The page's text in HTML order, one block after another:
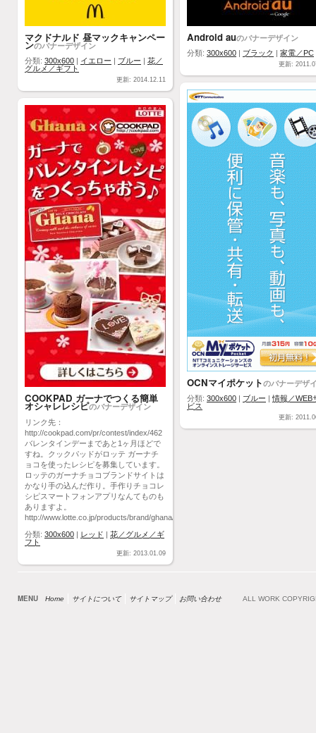
マクドナルド 昼マックキャンペー
ンのバナーデザイン
分類: 300x600 イエロー ブルー
花／
グルメ／ギフト
更新: 2014.12.11
Android auのバナーデザイン
分類: 300x600 ブラック 家電／PC
更新:
OCNマイポケットのバナーデザ
分類: 300x600 ブルー |情報／WEB
ビス
更新:
COOKPAD ガーナでつくる簡単
オシャレレシピのバナーデザイン
リンク先：
http://cookpad.com/pr/contest/index/462
バレンタインデーまであと1ヶ月ほどで
すね。クックパッドがロッテ ガーナチ
ョコを使ったレシピを募集しています。
ロッテのガーナチョコブランドサイトは
かなり手の込んだ作り。手作りチョコレ
シピスマートフォンアプリなんてものも
ありますよ。
http://www.lotte.co.jp/products/brand/ghana/top.html
分類: 300x600 レッド
花／グルメ／ギ
フト
更新: 2013.01.09
MENU Home サイトについて サイトマップ お問い合わせ ALL WORK